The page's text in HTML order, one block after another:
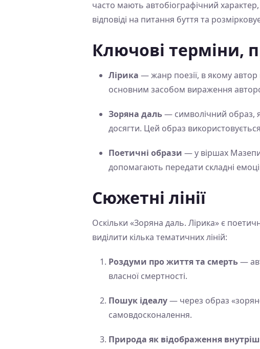
часто мають автобіографічний
відповіді на питання буття та
Ключові терміни,
Лірика — жанр поезії, в якому автор
основним засобом вираження
Зоряна даль— символічний образ,
досягти. Цей образ
Поетичні образи — у віршах Мазепи
допомагають передати складні
Сюжетні лінії
Оскільки «Зоряна даль. Лірика» є
виділити кілька тематичних ліній:
Роздуми про життя та смерть—
власної смертності.
Пошук ідеалу— через образ
самовдосконалення.
Природа як відображення